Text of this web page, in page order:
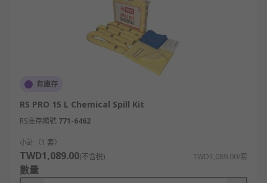
有庫存
RS PRO 15 L Chemical Spill Kit
RS庫存編號 771-6462
小計（1 套）
TWD1,089.00(不含稅) TWD1,089.00/套
數量